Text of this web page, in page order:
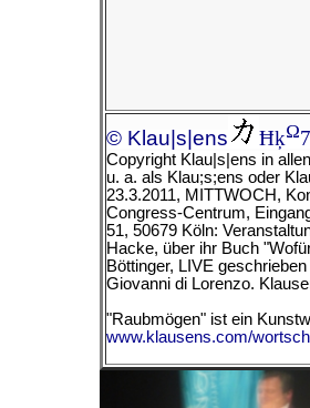
© Klau|s|ens ĦķΩ7
Copyright Klau|s|ens in
u. a. als Klau;s;ens oder
23.3.2011, MITTWOCH,
Congress-Centrum,
51, 50679 Köln:
Hacke, über ihr Buch
Böttinger, LIVE
Giovanni di Lorenzo.
"Raubmögen" ist ein
www.klausens.com/